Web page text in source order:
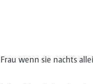
wenn sie nachts